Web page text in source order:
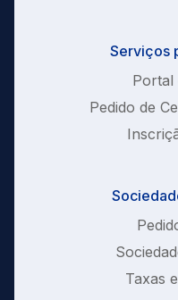
Serviços
Portal
Pedido de
Taxas